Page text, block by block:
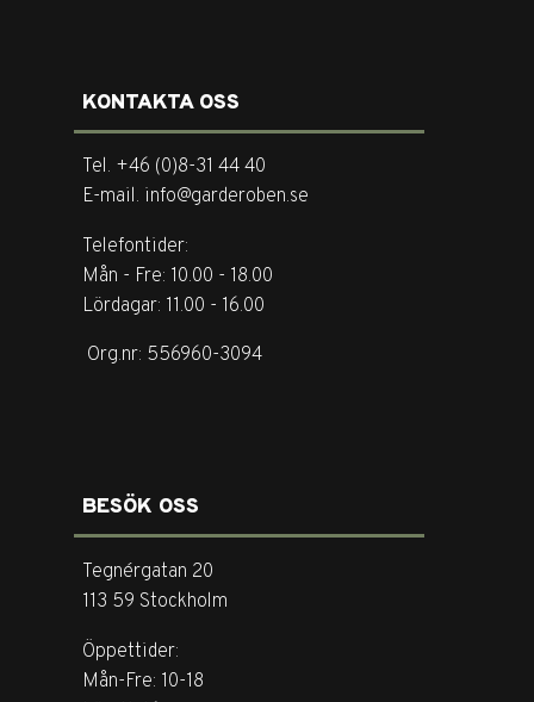
KONTAKTA OSS
Tel. +46 (0)8-31 44 40
E-mail. info@garderoben.se
Telefontider:
Mån - Fre: 10.00 - 18.00
Lördagar: 11.00 - 16.00
Org.nr: 556960-3094
BESÖK OSS
Tegnérgatan 20
113 59 Stockholm
Öppettider:
Mån-Fre: 10-18